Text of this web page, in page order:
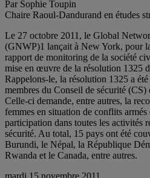
Par Sophie Toupin
Chaire Raoul-Dandurand en études
Le 27 octobre 2011, le Global
(GNWP)1 lançait à New York, pour
rapport de monitoring de la société
mise en œuvre de la résolution 1325
Rappelons-le, la résolution 1325 a
membres du Conseil de sécurité
Celle-ci demande, entre autres, la
femmes en situation de conflits
participation dans toutes les activités
sécurité. Au total, 15 pays ont été
Burundi, le Népal, la République
Rwanda et le Canada, entre autres.